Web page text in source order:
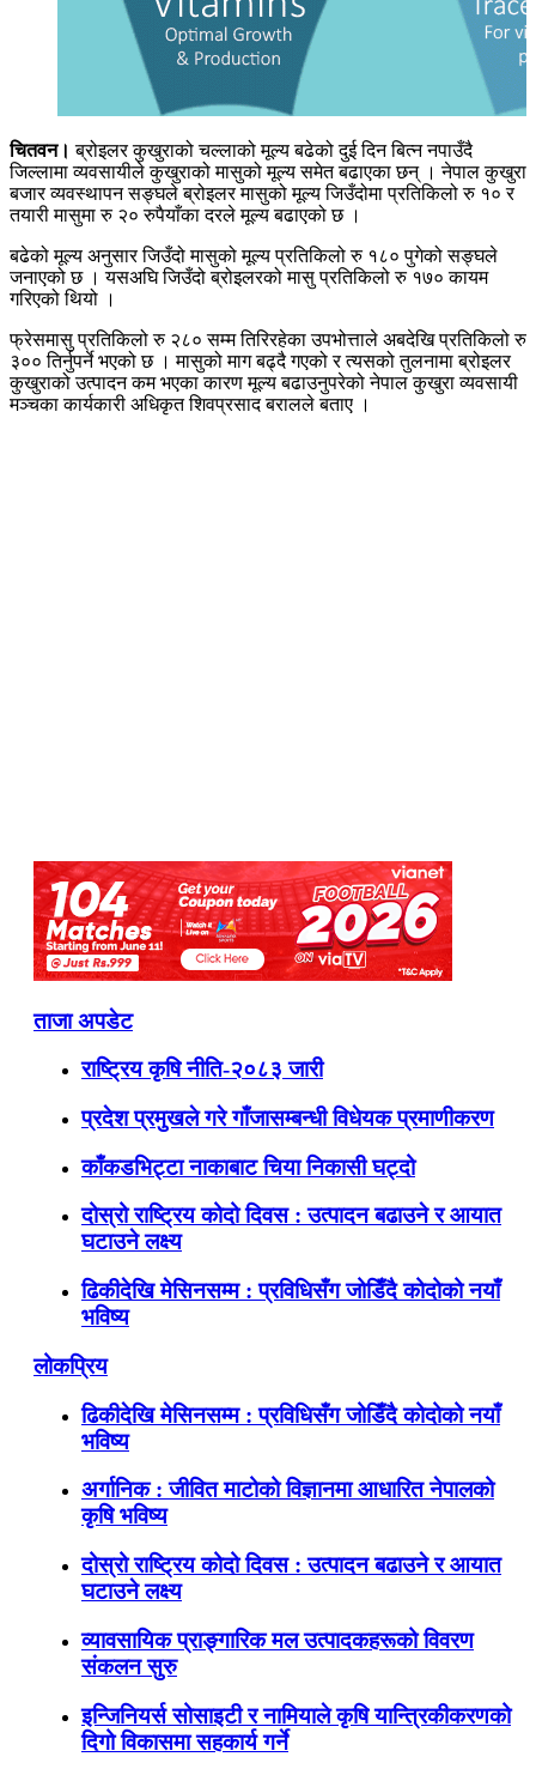
चितवन। ब्रोइलर कुखुराको चल्लाको मूल्य बढेको दुई दिन बित्न नपाउँदै
जिल्लामा व्यवसायीले कुखुराको मासुको मूल्य समेत बढाएका छन् । नेपाल कुखुरा
बजार व्यवस्थापन सङ्घले ब्रोइलर मासुको मूल्य जिउँदोमा प्रतिकिलो रु १० र
तयारी मासुमा रु २० रुपैयाँका दरले मूल्य बढाएको छ ।
बढेको मूल्य अनुसार जिउँदो मासुको मूल्य प्रतिकिलो रु १८० पुगेको सङ्घले
जनाएको छ । यसअघि जिउँदो ब्रोइलरको मासु प्रतिकिलो रु १७० कायम
गरिएको थियो ।
फ्रेसमासु प्रतिकिलो रु २८० सम्म तिरिरहेका उपभोत्ताले अबदेखि प्रतिकिलो रु
३०० तिर्नुपर्ने भएको छ । मासुको माग बढ्दै गएको र त्यसको तुलनामा ब्रोइलर
कुखुराको उत्पादन कम भएका कारण मूल्य बढाउनुपरेको नेपाल कुखुरा व्यवसायी
मञ्चका कार्यकारी अधिकृत शिवप्रसाद बरालले बताए ।
ताजा अपडेट
राष्ट्रिय कृषि नीति-२०८३ जारी
प्रदेश प्रमुखले गरे गाँजासम्बन्धी विधेयक प्रमाणीकरण
काँकडभिट्टा नाकाबाट चिया निकासी घट्दो
दोस्रो राष्ट्रिय कोदो दिवस : उत्पादन बढाउने र आयात
घटाउने लक्ष्य
ढिकीदेखि मेसिनसम्म : प्रविधिसँग जोडिँदै कोदोको नयाँ
भविष्य
लोकप्रिय
ढिकीदेखि मेसिनसम्म : प्रविधिसँग जोडिँदै कोदोको नयाँ
भविष्य
अर्गानिक : जीवित माटोको विज्ञानमा आधारित नेपालको
कृषि भविष्य
दोस्रो राष्ट्रिय कोदो दिवस : उत्पादन बढाउने र आयात
घटाउने लक्ष्य
व्यावसायिक प्राङ्गारिक मल उत्पादकहरूको विवरण
संकलन सुरु
इन्जिनियर्स सोसाइटी र नामियाले कृषि यान्त्रिकीकरणको
दिगो विकासमा सहकार्य गर्ने